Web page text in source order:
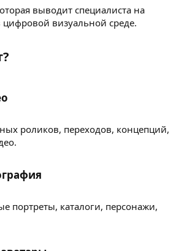
выводит специалиста на
визуальной среде.
роликов, переходов, концепций,
портреты, каталоги, персонажи,